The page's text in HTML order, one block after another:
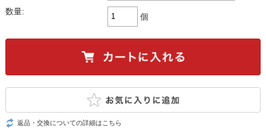
数量:
個
返品・交換についての詳細はこちら